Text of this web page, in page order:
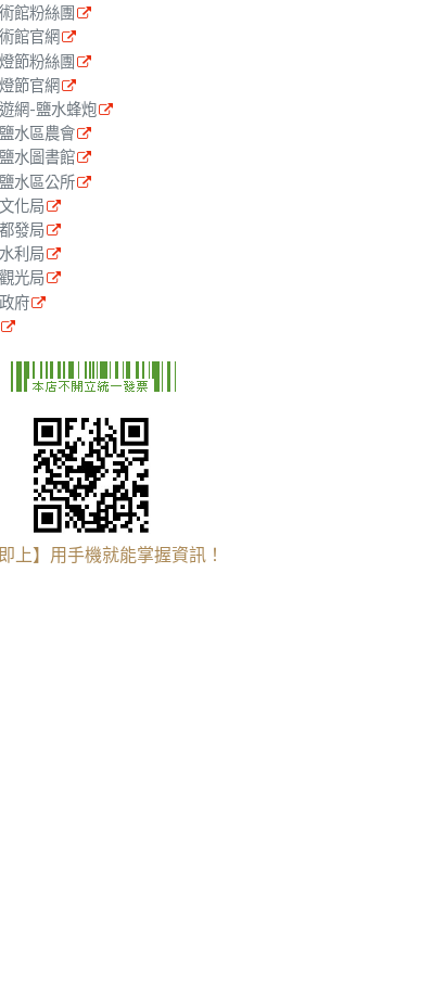
館粉絲團
館官網
節粉絲團
節官網
網-鹽水蜂炮
水區農會
水圖書館
水區公所
化局
發局
利局
光局
府
即上】用手機就能掌握資訊！